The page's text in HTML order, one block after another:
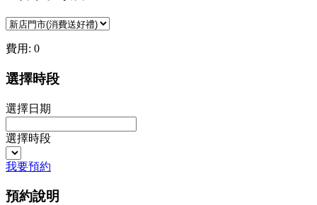
費用: 0
選擇時段
選擇日期
選擇時段
我要預約
預約說明